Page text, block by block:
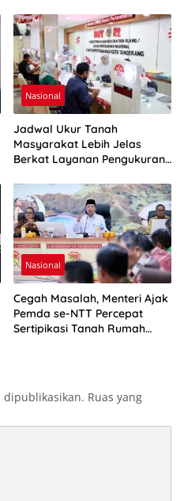
Nasional
Jadwal Ukur Tanah
Masyarakat Lebih Jelas
Berkat Layanan Pengukuran
Nasional
Cegah Masalah, Menteri Ajak
Pemda se-NTT Percepat
Sertipikasi Tanah Rumah
dipublikasikan. Ruas yang